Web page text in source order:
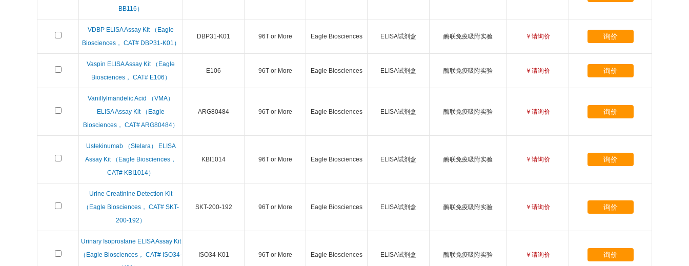
BB116）
VDBP ELISA Assay Kit （Eagle
Biosciences， CAT# DBP31-K01）
DBP31-K01 96T or More Eagle Biosciences ELISA试剂盒 酶联免疫吸附实验 ￥请询价 询价
Vaspin ELISA Assay Kit （Eagle
Biosciences， CAT# E106）
E106 96T or More Eagle Biosciences ELISA试剂盒 酶联免疫吸附实验 ￥请询价 询价
Vanillylmandelic Acid （VMA）
ELISA Assay Kit （Eagle
Biosciences， CAT# ARG80484）
ARG80484 96T or More Eagle Biosciences ELISA试剂盒 酶联免疫吸附实验 ￥请询价 询价
Ustekinumab （Stelara） ELISA
Assay Kit （Eagle Biosciences，
CAT# KBI1014）
KBI1014 96T or More Eagle Biosciences ELISA试剂盒 酶联免疫吸附实验 ￥请询价 询价
Urine Creatinine Detection Kit
（Eagle Biosciences， CAT# SKT-
200-192）
SKT-200-192 96T or More Eagle Biosciences ELISA试剂盒 酶联免疫吸附实验 ￥请询价 询价
Urinary Isoprostane ELISA Assay Kit
（Eagle Biosciences， CAT# ISO34-
ISO34-K01 96T or More Eagle Biosciences ELISA试剂盒 酶联免疫吸附实验 ￥请询价 询价